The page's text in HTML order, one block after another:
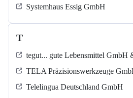
Systemhaus Essig GmbH
T
tegut... gute Lebensmittel GmbH
TELA Präzisionswerkzeuge
Telelingua Deutschland GmbH